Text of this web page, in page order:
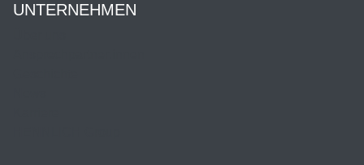
UNTERNEHMEN